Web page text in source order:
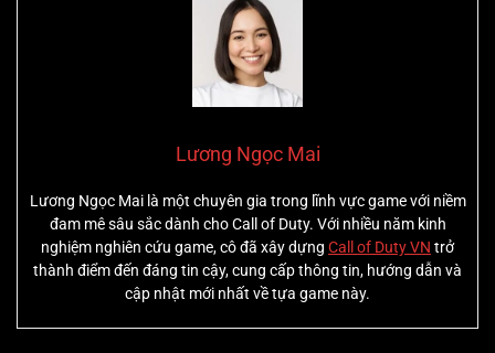
Lương Ngọc Mai
Lương Ngọc Mai là một chuyên gia trong lĩnh vực game với niềm
đam mê sâu sắc dành cho Call of Duty. Với nhiều năm kinh
nghiệm nghiên cứu game, cô đã xây dựng Call of Duty VN trở
thành điểm đến đáng tin cậy, cung cấp thông tin, hướng dẫn và
cập nhật mới nhất về tựa game này.